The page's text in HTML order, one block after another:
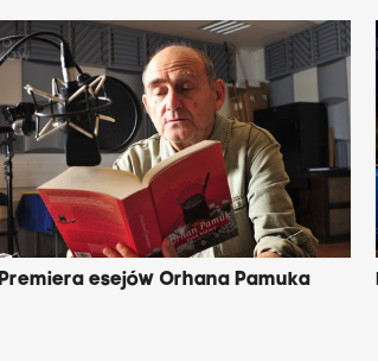
Premiera esejów Orhana Pamuka